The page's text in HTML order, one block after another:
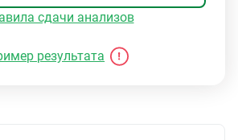
сдачи анализов
результата